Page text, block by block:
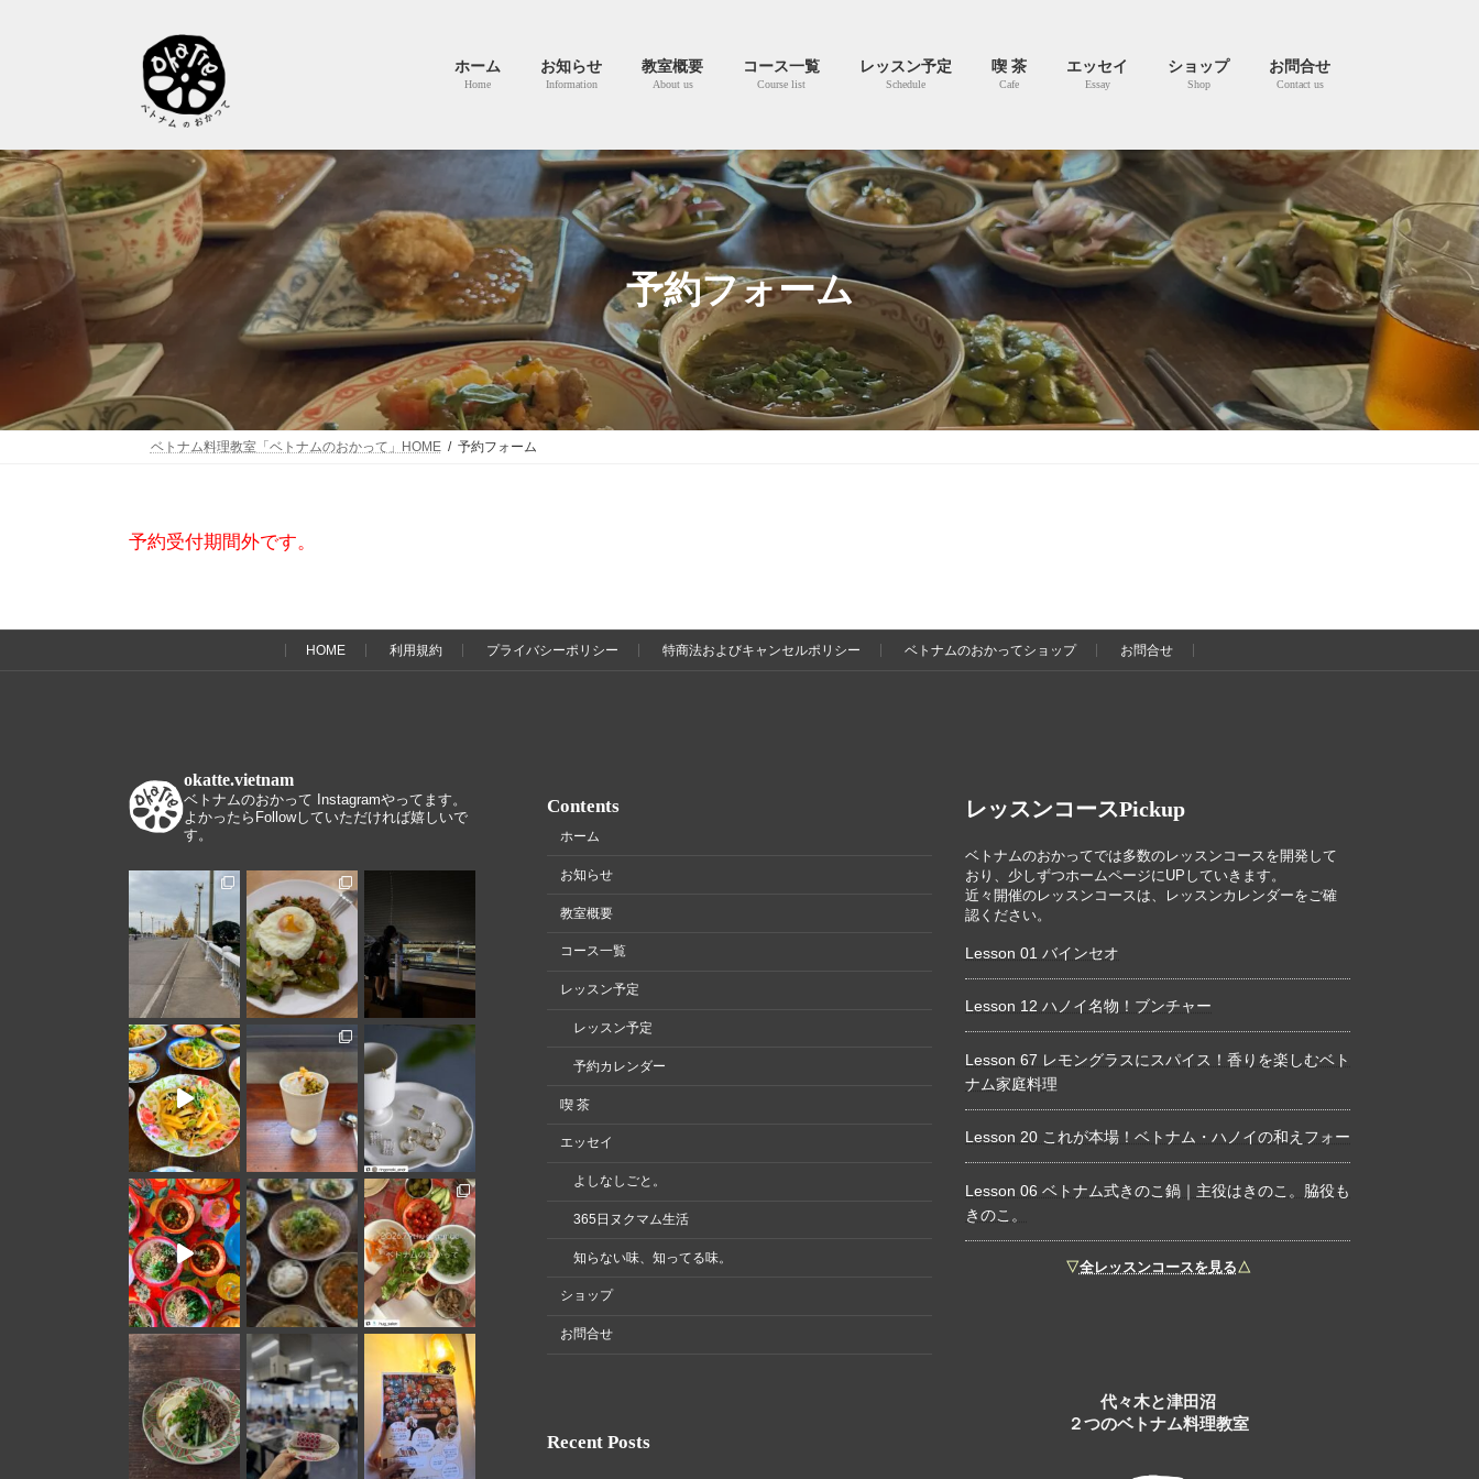
ス
キ
ッ
プ
ン
に
移
動
ホーム
Home
お知らせ
Information
教室概要
About us
コース一覧
Course list
レッスン予定
Schedule
喫 茶
Cafe
エッセイ
Essay
ショップ
Shop
お問合せ
Contact us
予約フォーム
ベトナム料理教室「ベトナムのおかって」HOME 予約フォーム
予約受付期間外です。
HOME 利用規約 プライバシーポリシー 特商法およびキャンセルポリシー ベトナムのおかってショップ お問合せ
okatte.vietnam
ベトナムのおかって Instagramやってます。
よかったらFollowしていただければ嬉しいで
す。
Contents
ホーム
お知らせ
教室概要
コース一覧
レッスン予定
レッスン予定
予約カレンダー
喫 茶
エッセイ
よしなしごと。
365日ヌクマム生活
知らない味、知ってる味。
ショップ
お問合せ
Recent Posts
レッスンコースPickup
ベトナムのおかってでは多数のレッスンコースを開発して
おり、少しずつホームページにUPしていきます。
近々開催のレッスンコースは、レッスンカレンダーをご確
認ください。
Lesson 01 バインセオ
Lesson 12 ハノイ名物！ブンチャー
Lesson 67 レモングラスにスパイス！香りを楽しむベト
ナム家庭料理
Lesson 20 これが本場！ベトナム・ハノイの和えフォー
Lesson 06 ベトナム式きのこ鍋｜主役はきのこ。脇役も
きのこ。
▽全レッスンコースを見る△
代々木と津田沼
２つのベトナム料理教室